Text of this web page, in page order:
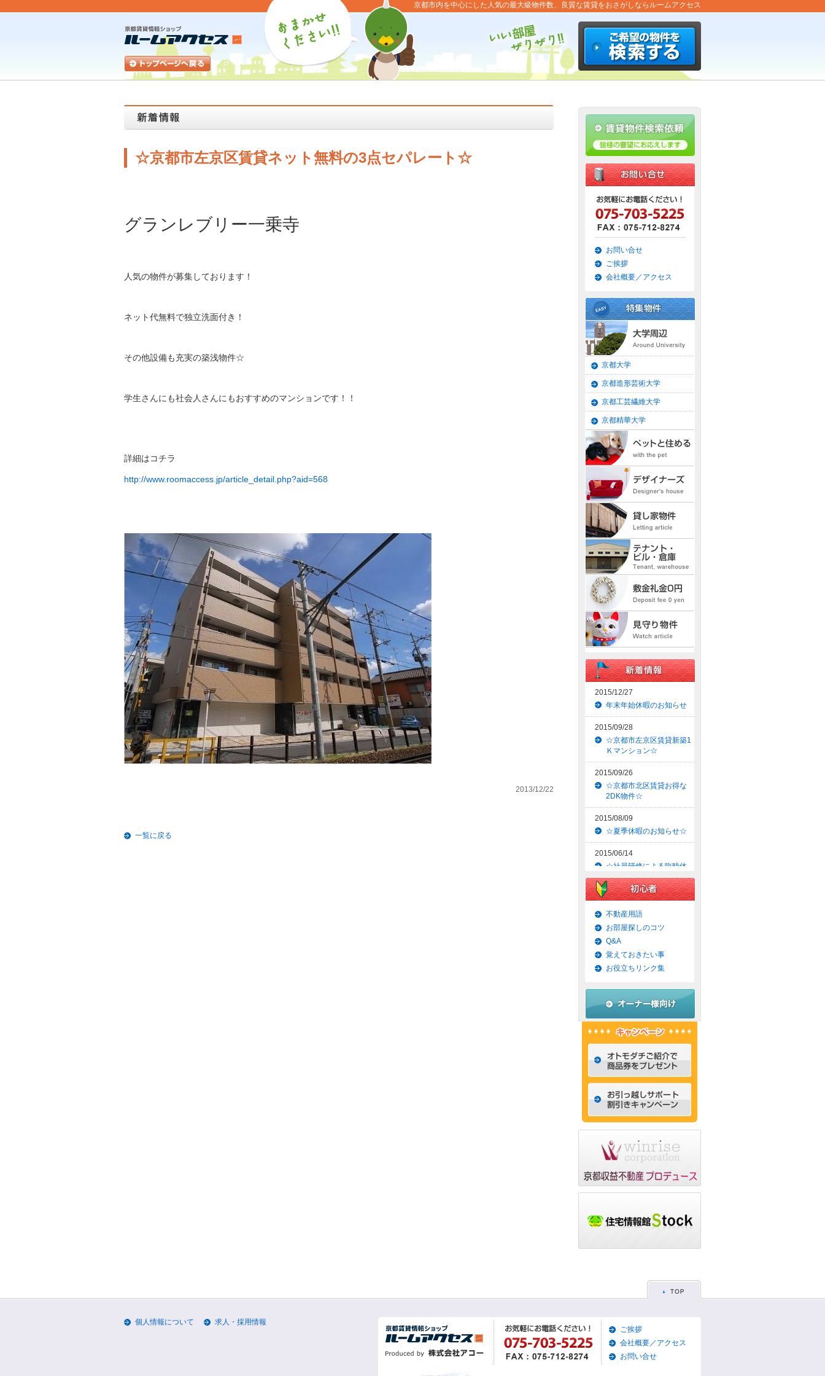
京都市内を中心にした人気の最大級物件数、良質な賃貸をおさがしならルームアクセス
☆京都市左京区賃貸ネット無料の3点セパレート☆
グランレブリー一乗寺
人気の物件が募集しております！
ネット代無料で独立洗面付き！
その他設備も充実の築浅物件☆
学生さんにも社会人さんにもおすすめのマンションです！！
詳細はコチラ
http://www.roomaccess.jp/article_detail.php?aid=568
2013/12/22
一覧に戻る
お問い合せ
ご挨拶
会社概要／アクセス
京都大学
京都造形芸術大学
京都工芸繊維大学
京都精華大学
2015/12/27
年末年始休暇のお知らせ
2015/09/28
☆京都市左京区賃貸新築1
Ｋマンション☆
2015/09/26
☆京都市北区賃貸お得な
2DK物件☆
2015/08/09
☆夏季休暇のお知らせ☆
2015/06/14
☆社員研修による臨時休
業のお知らせ☆
2015/06/09
☆京都市上京区賃貸お得
な1ＬＤＫマンション☆
2015/06/07
☆京都市左京区賃貸お得
な1Ｋマンション☆
2015/06/02
☆京都市左京区賃貸お得
2015/05/31
な1ＬＤＫマンション☆
☆京都市左京区賃貸おし
ゃれなデザイナーズマン
ション☆
☆京都市左京区賃貸お得
な1ＬＤＫ物件☆
2015/05/28
☆京都市東山区賃貸お得
2015/05/26
な1Ｋマンション☆
物件☆
2015/05/19
☆京都市左京区賃貸築浅1
Ｋマンション☆
2015/05/17
不動産用語
お部屋探しのコツ
Q&A
覚えておきたい事
お役立ちリンク集
個人情報について
求人・採用情報
ご挨拶
会社概要／アクセス
お問い合せ